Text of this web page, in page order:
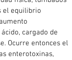
el equilibrio
cargado de
Ocurre entonces el
enterotoxinas,